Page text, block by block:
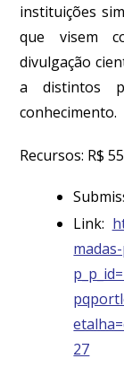
instituições
que visem
divulgação
a distintos
conhecimento.
Recursos: R$
Link:
27